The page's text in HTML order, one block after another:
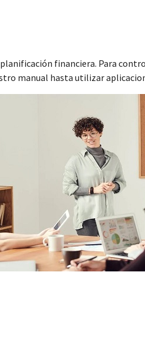
financiera. Para
manual hasta utilizar